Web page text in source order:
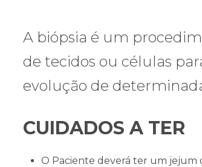
A biópsia é um
de tecidos ou células
evolução de
CUIDADOS A TER
O Paciente deverá ter um jejum